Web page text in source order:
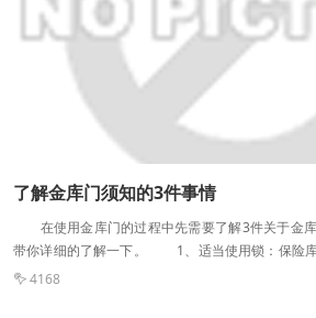
的屏蔽窗。这样即可有效避免泄露，实现良好
法： 使用导电衬垫、卷曲螺旋弹簧、卷曲螺旋
胶芯屏蔽衬垫、多重密封条、指形弹片衬垫、金属
零件将孔缝处密封即可。 屏蔽机房的接地：
供一个基准电位而设置的导线连接，接地的目
人身和设备的..，免遭雷击、漏电、静电等危害，
真正的大地相连接。 (2)二是为了..设备的正
悬浮地 (1)设备地线在电气上与参考地及其它
(2)为防止机箱上的骚扰电流直接耦合到信号电路，
元电路的悬浮地。 2、单点接地 单点接地是
一个共同的参考点。并联单点接地比较简单，它没
问题，因而也便没有骚扰。 3、多点接地 多点
了解金库门须知的3件事情
在使用金库门的过程中先需要了解3件关于金
带你详细的了解一下。 1、适当使用锁：保险库
组成是不同的。因此，客户不必查看其他人的操作
 4168